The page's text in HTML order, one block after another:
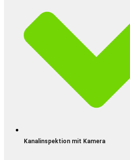
Kanalinspektion mit Kamera